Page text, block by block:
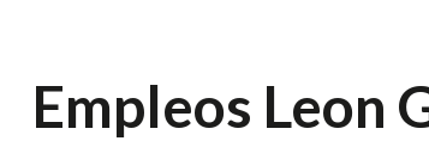
Empleos Leon